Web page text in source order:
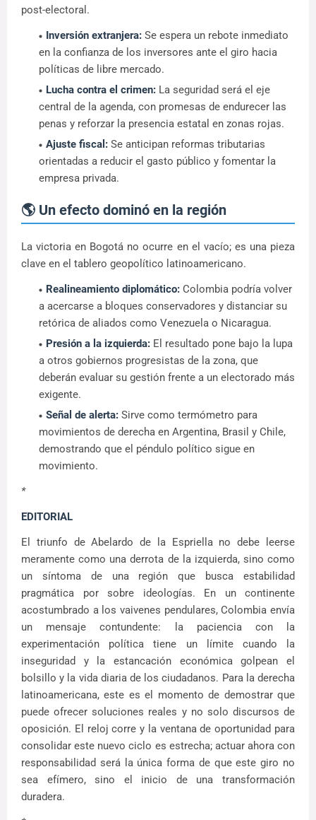
post-electoral.
Inversión extranjera: Se espera un rebote inmediato
en la confianza de los inversores ante el giro hacia
políticas de libre mercado.
Lucha contra el crimen: La seguridad será el eje
central de la agenda, con promesas de endurecer las
penas y reforzar la presencia estatal en zonas rojas.
Ajuste fiscal: Se anticipan reformas tributarias
orientadas a reducir el gasto público y fomentar la
empresa privada.
🌎 Un efecto dominó en la región
La victoria en Bogotá no ocurre en el vacío; es una pieza
clave en el tablero geopolítico latinoamericano.
Realineamiento diplomático: Colombia podría volver
a acercarse a bloques conservadores y distanciar su
retórica de aliados como Venezuela o Nicaragua.
Presión a la izquierda: El resultado pone bajo la lupa
a otros gobiernos progresistas de la zona, que
deberán evaluar su gestión frente a un electorado más
exigente.
Señal de alerta: Sirve como termómetro para
movimientos de derecha en Argentina, Brasil y Chile,
demostrando que el péndulo político sigue en
movimiento.
*
EDITORIAL
El triunfo de Abelardo de la Espriella no debe leerse
meramente como una derrota de la izquierda, sino como
un síntoma de una región que busca estabilidad
pragmática por sobre ideologías. En un continente
acostumbrado a los vaivenes pendulares, Colombia envía
un mensaje contundente: la paciencia con la
experimentación política tiene un límite cuando la
inseguridad y la estancación económica golpean el
bolsillo y la vida diaria de los ciudadanos. Para la derecha
latinoamericana, este es el momento de demostrar que
puede ofrecer soluciones reales y no solo discursos de
oposición. El reloj corre y la ventana de oportunidad para
consolidar este nuevo ciclo es estrecha; actuar ahora con
responsabilidad será la única forma de que este giro no
sea efímero, sino el inicio de una transformación
duradera.